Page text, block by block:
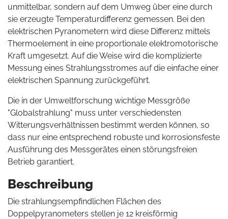
unmittelbar, sondern auf dem Umweg über eine durch
sie erzeugte Temperaturdifferenz gemessen. Bei den
elektrischen Pyranometern wird diese Differenz mittels
Thermoelement in eine proportionale elektromotorische
Kraft umgesetzt. Auf die Weise wird die komplizierte
Messung eines Strahlungsstromes auf die einfache einer
elektrischen Spannung zurückgeführt.
Die in der Umweltforschung wichtige Messgröße
"Globalstrahlung" muss unter verschiedensten
Witterungsverhältnissen bestimmt werden können, so
dass nur eine entsprechend robuste und korrosionsfeste
Ausführung des Messgerätes einen störungsfreien
Betrieb garantiert.
Beschreibung
Die strahlungsempfindlichen Flächen des
Doppelpyranometers stellen je 12 kreisförmig